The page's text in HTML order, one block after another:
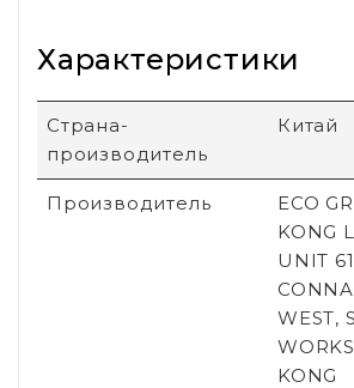
Характеристики
Страна-
производитель
Китай
Производитель
ECO
KONG
UNIT
WEST,
KONG